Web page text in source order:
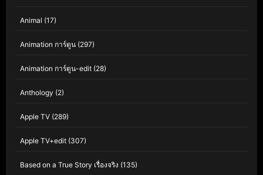
Animal (17)
Animation การ์ตูน (297)
Animation การ์ตูน-edit (28)
Anthology (2)
Apple TV (289)
Apple TV+edit (307)
Based on a True Story เรื่องจริง (135)